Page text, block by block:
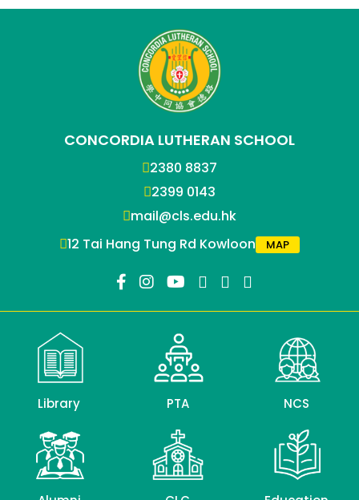
CONCORDIA LUTHERAN SCHOOL
2380 8837
2399 0143
mail@cls.edu.hk
12 Tai Hang Tung Rd Kowloon
MAP
Library PTA NCS